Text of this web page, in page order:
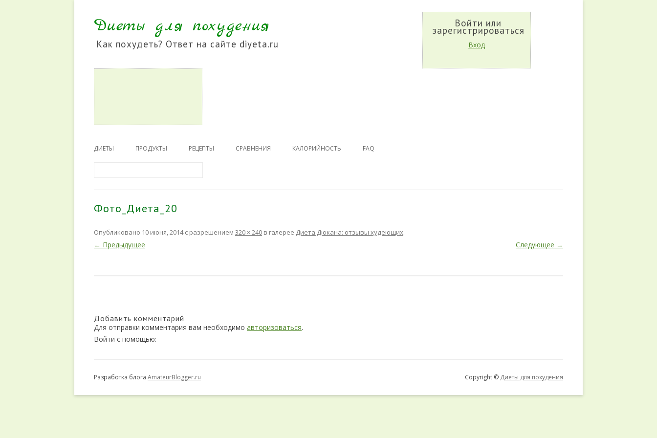
Диеты для похудения
Как похудеть? Ответ на сайте diyeta.ru
Войти или
зарегистрироваться
Вход
к
содержимому
ДИЕТЫ
БЕЛКОВАЯ ДИЕТА
ГРЕЧНЕВАЯ ДИЕТА
ДИЕТА ДЮКАНА
ДИЕТА МАЛЫШЕВОЙ
ТОП 20 БЕЗОПАСНЫХ ДИЕТ
ПРОДУКТЫ РЕЦЕПТЫ СРАВНЕНИЯ КАЛОРИЙНОСТЬ FAQ
Фото_Диета_20
Опубликовано 10 июня, 2014с разрешением 320 × 240 в галерее Диета Дюкана: отзывы худеющих.
← Предыдущее Следующее →
Добавить комментарий
Для отправки комментария вам необходимо авторизоваться.
Войти с помощью:
Разработка блога AmateurBlogger.ru Copyright © Диеты для похудения